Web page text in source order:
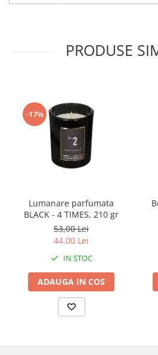
PRODUSE
-17%
Lumanare parfumata
BLACK - 4 TIMES, 210 gr
53,00 Lei
44,00 Lei
IN STOC
ADAUGA IN COS